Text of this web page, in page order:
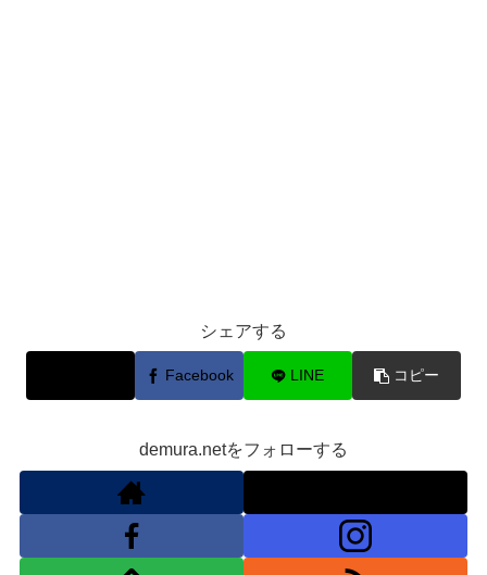
シェアする
Facebook LINE コピー
demura.netをフォローする